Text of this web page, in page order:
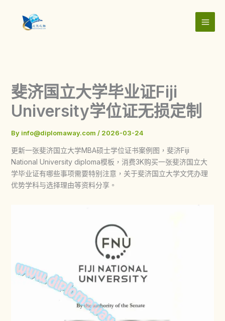
content
斐济国立大学毕业证Fiji
University学位证无损定制
By info@diplomaway.com / 2026-03-24
更新一张斐济国立大学MBA硕士学位证书案例图，斐济Fiji
National University diploma模板，消费3K购买一张斐济国立大
学毕业证有哪些事项需要特别注意，关于斐济国立大学文凭办理
优势学科与选择理由等资料分享。